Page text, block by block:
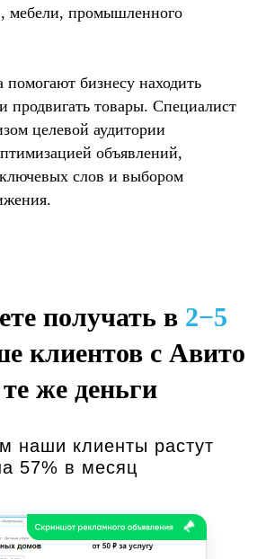
мебели, промышленного
помогают бизнесу находить
продвигать товары. Специалист
целевой аудитории
объявлений,
слов и выбором
получать в 2−5
клиентов с Авито
те же деньги
наши клиенты растут
57% в месяц